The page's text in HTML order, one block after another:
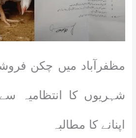
مظفرآباد میں چکن
شہریوں کا
اپنانے کا مطالبہ